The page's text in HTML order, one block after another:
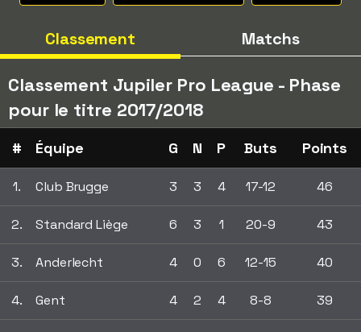
Classement Matchs
Classement Jupiler Pro League - Phase
pour le titre 2017/2018
# Équipe G N P Buts Points
1. Club Brugge 3 3 4 17-12 46
2. Standard Liège 6 3 1 20-9 43
3. Anderlecht 4 0 6 12-15 40
4. Gent 4 2 4 8-8 39